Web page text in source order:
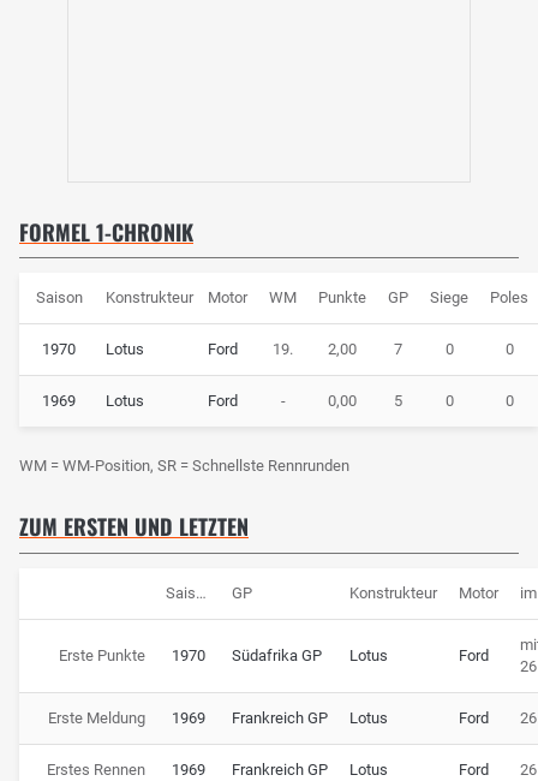
FORMEL 1-CHRONIK
Saison Konstrukteur Motor WM Punkte GP Siege Poles
1970 Lotus Ford 19. 2,00 7 0 0
1969 Lotus Ford - 0,00 5 0 0
WM = WM-Position, SR = Schnellste Rennrunden
ZUM ERSTEN UND LETZTEN
Saison GP Konstrukteur Motor
Erste Punkte 1970 Südafrika GP Lotus Ford
Erste Meldung 1969 Frankreich GP Lotus Ford
Erstes Rennen 1969 Frankreich GP Lotus Ford